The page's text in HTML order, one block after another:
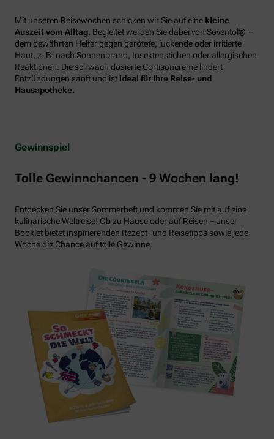
Mit unseren Reisewochen schicken wir Sie auf eine kleine
Auszeit vom Alltag . Begleitet werden Sie dabei von Soventol® –
dem bewährten Helfer gegen gerötete, juckende oder irritierte
Haut, z. B. nach Sonnenbrand, Insektenstichen oder allergischen
Reaktionen. Die schwach dosierte Cortisoncreme lindert
Entzündungen sanft und ist ideal für Ihre Reise- und
Hausapotheke.
Gewinnspiel
Tolle Gewinnchancen - 9 Wochen lang!
Entdecken Sie unser Sommerheft und kommen Sie mit auf eine
kulinarische Weltreise! Ob zu Hause oder auf Reisen – unser
Booklet bietet inspirierenden Rezept- und Reisetipps sowie jede
Woche die Chance auf tolle Gewinne.